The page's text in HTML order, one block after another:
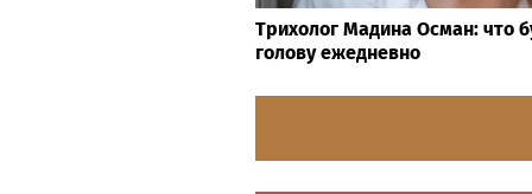
Трихолог Мадина Осман: что
голову ежедневно